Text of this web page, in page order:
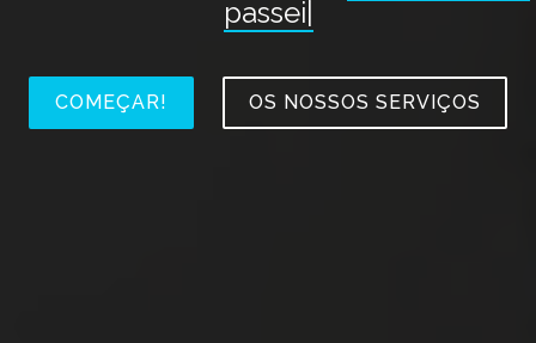
passeios de BTT|
COMEÇAR! OS NOSSOS SERVIÇOS